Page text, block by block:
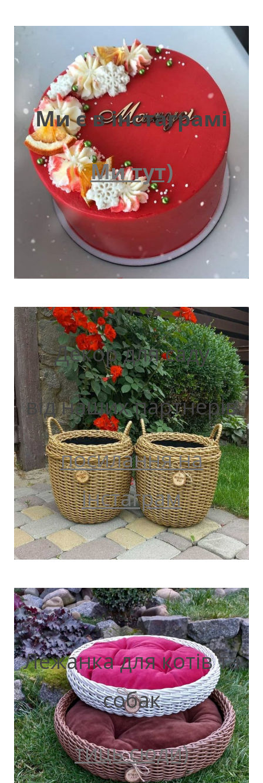
Ми є в інстаграмі
Ми тут)
Декор для саду
від наших партнерів
посилання на
інстаграм
Лежанка для котів та
собак
тиць сюди)